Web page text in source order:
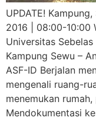
UPDATE!
2016 | 08:00-10:00
Universitas
Kampung Sewu –
ASF-ID Berjalan
mengenali ruang-
menemukan
Mendokumentasi